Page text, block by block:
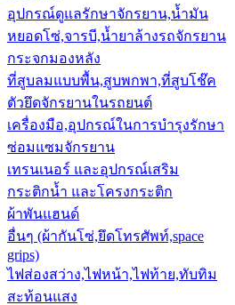
อุปกรณ์ดูแลรักษาจักรยาน,น้ำมัน
หยอดโซ่,จารบี,น้ำยาล้างรถจักรยาน
กระจกมองหลัง
ที่สูบลมแบบพื้น,สูบพกพา,ที่สูบโช๊ค
ตัวยึดจักรยานในรถยนต์
เครื่องมือ,อุปกรณ์ในการบำรุงรักษา
ซ่อมแซมจักรยาน
เทรนเนอร์ และอุปกรณ์เสริม
กระติกน้ำ และโครงกระติก
ผ้าพันแฮนด์
อื่นๆ (ผ้ากันโซ่,ยึดโทรศัพท์,space
grips)
ไฟส่องสว่าง,ไฟหน้า,ไฟท้าย,ทับทิม
สะท้อนแสง